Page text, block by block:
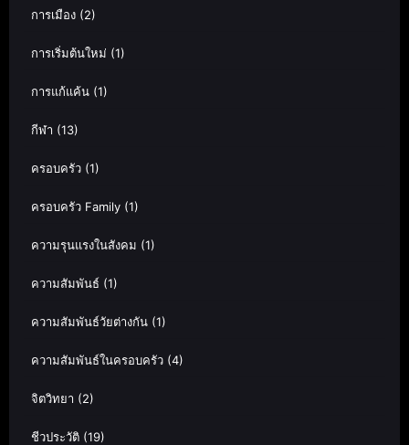
การเมือง (2)
การเริ่มต้นใหม่ (1)
การแก้แค้น (1)
กีฬา (13)
ครอบครัว (1)
ครอบครัว Family (1)
ความรุนแรงในสังคม (1)
ความสัมพันธ์ (1)
ความสัมพันธ์วัยต่างกัน (1)
ความสัมพันธ์ในครอบครัว (4)
จิตวิทยา (2)
ชีวประวัติ (19)